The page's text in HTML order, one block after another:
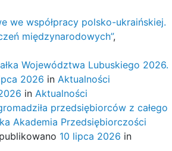
we współpracy polsko-ukraińskiej.
międzynarodowych”,
Województwa Lubuskiego 2026.
2026 in Aktualności
in Aktualności
przedsiębiorców z całego
Akademia Przedsiębiorczości
10 lipca 2026 in